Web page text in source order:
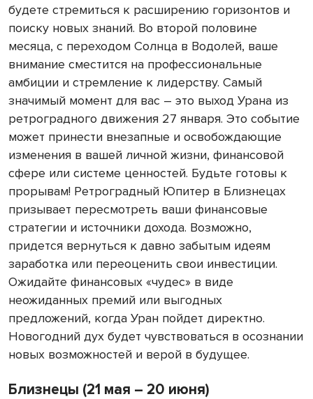
будете стремиться к расширению горизонтов и
поиску новых знаний. Во второй половине
месяца, с переходом Солнца в Водолей, ваше
внимание сместится на профессиональные
амбиции и стремление к лидерству. Самый
значимый момент для вас – это выход Урана из
ретроградного движения 27 января. Это событие
может принести внезапные и освобождающие
изменения в вашей личной жизни, финансовой
сфере или системе ценностей. Будьте готовы к
прорывам! Ретроградный Юпитер в Близнецах
призывает пересмотреть ваши финансовые
стратегии и источники дохода. Возможно,
придется вернуться к давно забытым идеям
заработка или переоценить свои инвестиции.
Ожидайте финансовых «чудес» в виде
неожиданных премий или выгодных
предложений, когда Уран пойдет директно.
Новогодний дух будет чувствоваться в осознании
новых возможностей и верой в будущее.
Близнецы (21 мая – 20 июня)